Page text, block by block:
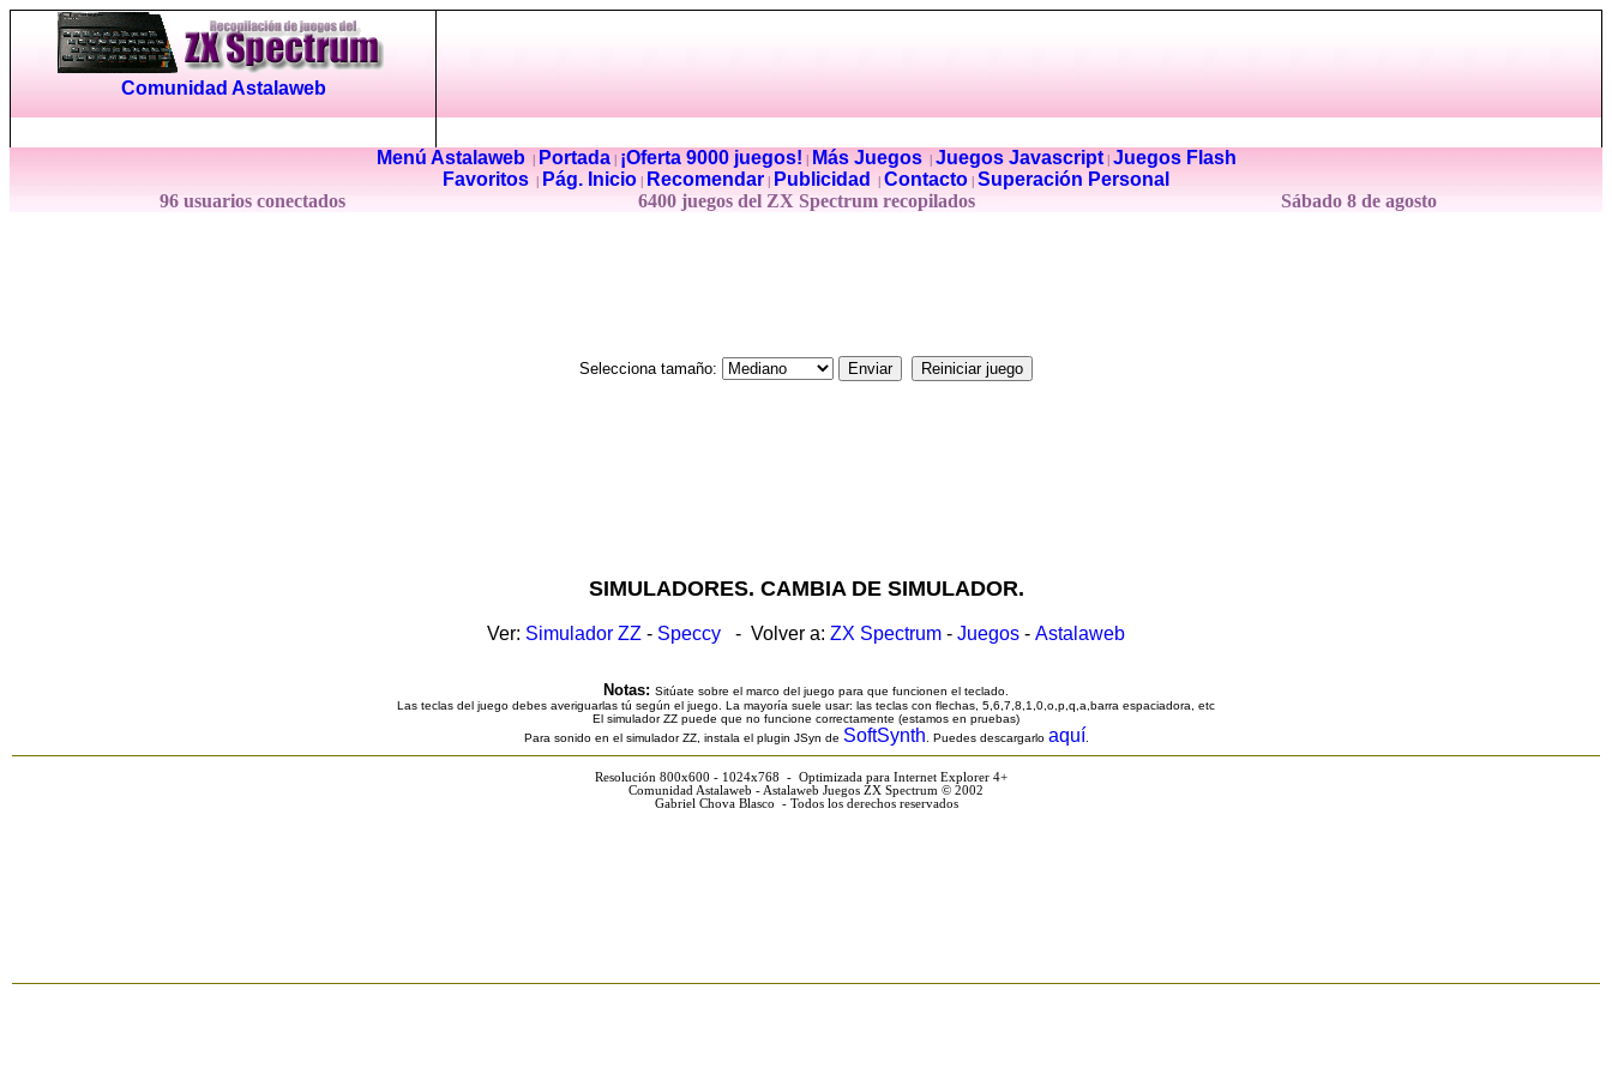
Comunidad Astalaweb
Menú Astalaweb| Portada| ¡Oferta 9000 juegos! Más Juegos| Juegos Javascript| Juegos Flash
Favoritos
Pág. Inicio Recomendar Publicidad Contacto Superación Personal
96 usuarios conectados
6400 juegos del ZX Spectrum recopilados Sábado 8 de agosto
Selecciona tamaño:
SIMULADORES. CAMBIA DE SIMULADOR.
Ver: Simulador ZZ - Speccy - Volver a: ZX Spectrum - Juegos - Astalaweb
Notas: Sitúate sobre el marco del juego para que funcionen el teclado.
Las teclas del juego debes averiguarlas tú según el juego. La mayoría suele usar: las teclas con flechas, 5,6,7,8,1,0,o,p,q,a,barra espaciadora, etc
El simulador ZZ puede que no funcione correctamente (estamos en pruebas)
Para sonido en el simulador ZZ, instala el plugin JSyn de SoftSynth . Puedes descargarlo aquí
Resolución 800x600 - 1024x768 - Optimizada para Internet Explorer 4+
Comunidad Astalaweb - Astalaweb Juegos ZX Spectrum © 2002
Gabriel Chova Blasco - Todos los derechos reservados